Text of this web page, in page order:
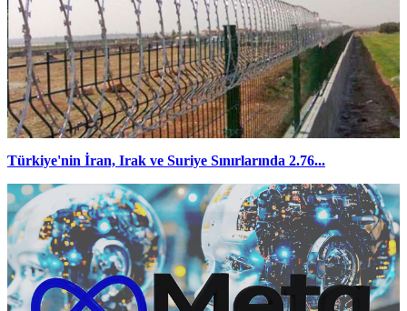
Türkiye'nin İran, Irak ve Suriye Sınırlarında 2.76...